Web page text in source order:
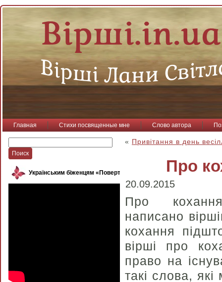
Главная Стихи посвященные мне Слово автора
Українським біженцям «Повертайся, пташко»
« Привітання в день
Про
20.09.2015
Про кохання
написано
кохання
вірші про
право на
такі слова,